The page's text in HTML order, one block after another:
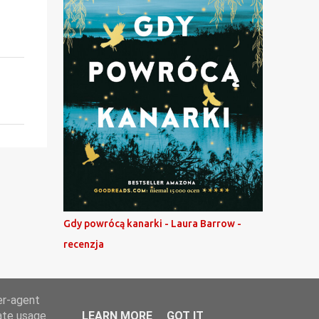
Gdy powrócą kanarki - Laura Barrow -
recenzja
agent
usage
LEARN MORE GOT IT